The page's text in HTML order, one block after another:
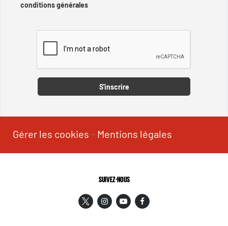
conditions générales
S'inscrire
Gérer les cookies - Mentions légales
SUIVEZ-NOUS